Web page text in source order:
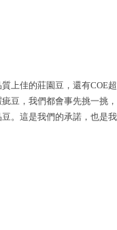
上佳的莊園豆，還有COE
豆，我們都會事先挑一挑
。這是我們的承諾，也是